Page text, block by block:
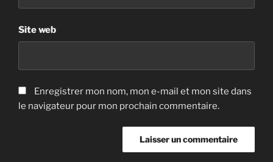
Site web
Enregistrer mon nom, mon e-mail et mon site dans
le navigateur pour mon prochain commentaire.